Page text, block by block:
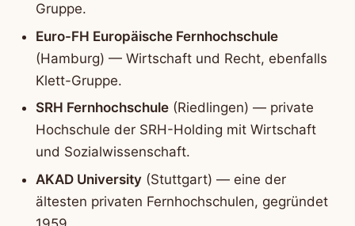
Gruppe.
Euro-FH Europäische Fernhochschule
(Hamburg) — Wirtschaft und Recht, ebenfalls
Klett-Gruppe.
SRH Fernhochschule(Riedlingen) — private
Hochschule der SRH-Holding mit Wirtschaft
und Sozialwissenschaft.
AKAD University(Stuttgart) — eine der
ältesten privaten Fernhochschulen, gegründet